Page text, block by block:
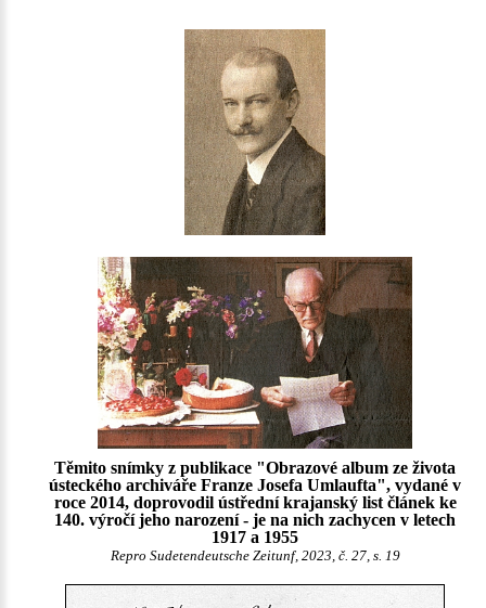
Těmito snímky z publikace "Obrazové album ze života
ústeckého archiváře Franze Josefa Umlaufta", vydané v
roce 2014, doprovodil ústřední krajanský list článek ke
140. výročí jeho narození - je na nich zachycen v letech
1917 a 1955
Repro Sudetendeutsche Zeitunf, 2023, č. 27, s. 19